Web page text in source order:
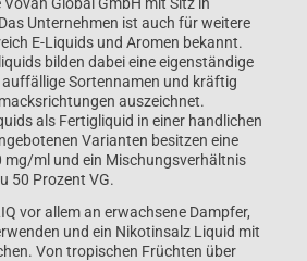
Unternehmen ist auch für weitere
E-Liquids und Aromen bekannt.
bilden dabei eine eigenständige
auffällige Sortennamen und kräftig
auszeichnet.
als Fertigliquid in einer handlichen
Varianten besitzen eine
mg/ml und ein Mischungsverhältnis
50 Prozent VG.
vor allem an erwachsene Dampfer,
und ein Nikotinsalz Liquid mit
Von tropischen Früchten über